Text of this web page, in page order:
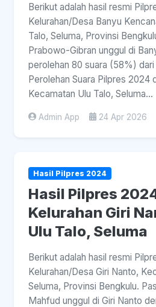
Berikut adalah hasil resmi
Kelurahan/Desa Banyu
Talo, Seluma, Provinsi
Prabowo-Gibran unggul di
perolehan 80 suara (58%) dari
Perolehan Suara Pilpres 2024
Kecamatan Ulu Talo, Seluma...
Admin App 24 Apr 2026
Hasil Pilpres 2024
Hasil Pilpres
Kelurahan Giri
Ulu Talo, Seluma
Berikut adalah hasil resmi
Kelurahan/Desa Giri Nanto,
Seluma, Provinsi Bengkulu.
Mahfud unggul di Giri Nanto